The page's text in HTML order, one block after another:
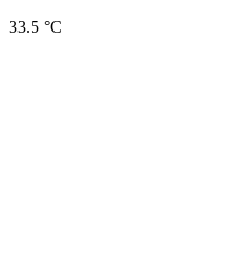
33.5 °C